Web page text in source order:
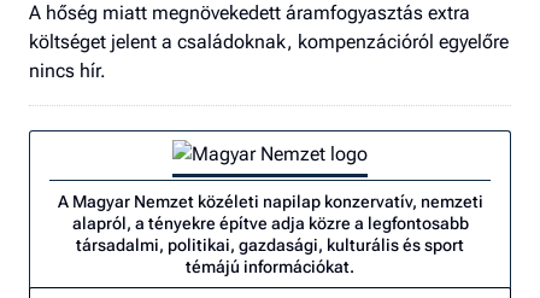
A hőség miatt megnövekedett áramfogyasztás extra
költséget jelent a családoknak, kompenzációról egyelőre
nincs hír.
A Magyar Nemzet közéleti napilap konzervatív, nemzeti
alapról, a tényekre építve adja közre a legfontosabb
társadalmi, politikai, gazdasági, kulturális és sport
témájú információkat.